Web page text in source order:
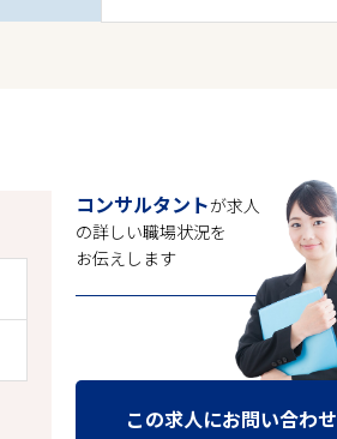
コンサルタントが求人
の詳しい職場状況を
お伝えします
この求人にお問い合わせ